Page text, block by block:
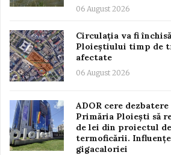
06 August 2026
Circulația va fi
Ploieștiului timp de
afectate
06 August 2026
ADOR cere
Primăria Ploiești să
de lei din proiectul
termoficării.
gigacaloriei